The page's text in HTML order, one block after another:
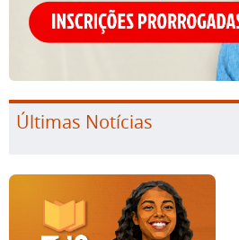
Últimas Notícias